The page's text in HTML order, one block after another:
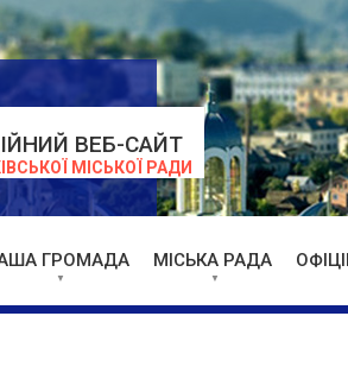
ВЕБ-САЙТ
МІСЬКОЇ РАДИ
ГРОМАДА МІСЬКА РАДА